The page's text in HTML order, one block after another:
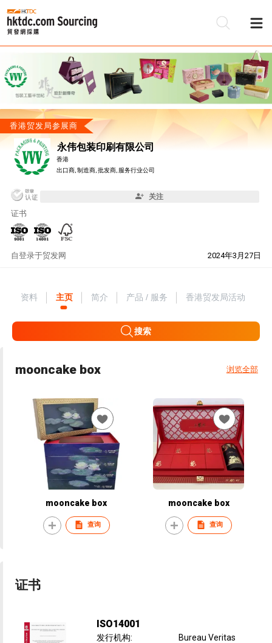
香港贸发局参展商
永伟包装印刷有限公司
香港
出口商, 制造商, 批发商, 服务行业公司
关注
证书
自 2024年3月27日
登录于贸发网
资料 主页 简介 产品 / 服务 香港贸发局活动
搜索
mooncake box 浏览全部
mooncake box
查询
mooncake box
查询
证书
ISO14001
发行机构:
Bureau Veritas